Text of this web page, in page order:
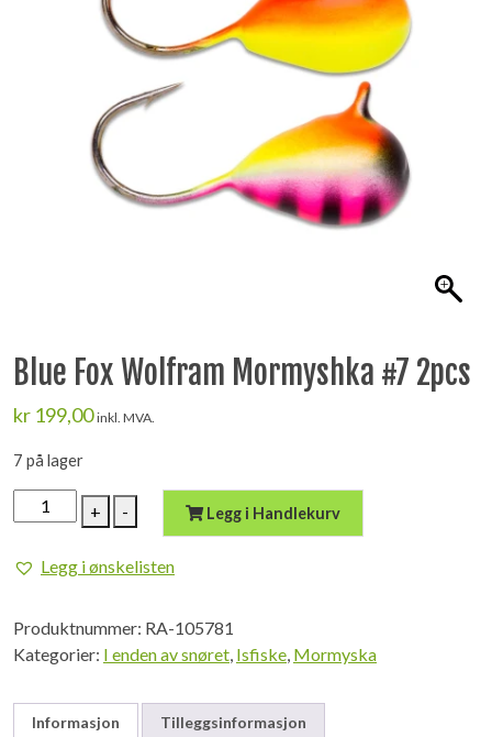
Blue Fox Wolfram Mormyshka #7 2pcs
kr 199,00 inkl. MVA.
7 på lager
+
Blue
Fox
Mormyshka
2pcs
antall
- Legg i Handlekurv
Legg i ønskelisten
Produktnummer: RA-105781
Kategorier: I enden av snøret, Isfiske, Mormyska
Informasjon Tilleggsinformasjon